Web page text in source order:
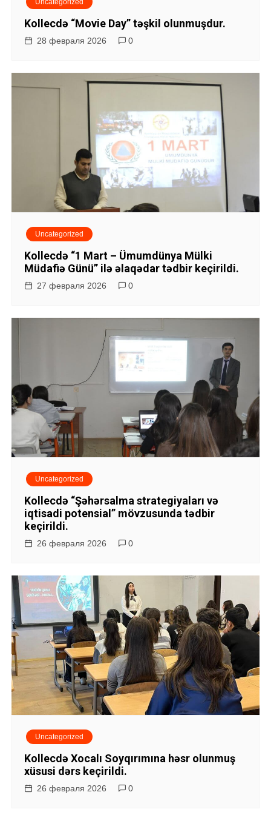
Uncategorized
Kollecdə “Movie Day” təşkil olunmuşdur.
28 февраля 2026 0
Uncategorized
Kollecdə “1 Mart – Ümumdünya Mülki
Müdafiə Günü” ilə əlaqədar tədbir keçirildi.
27 февраля 2026 0
Uncategorized
Kollecdə “Şəhərsalma strategiyaları və
iqtisadi potensial” mövzusunda tədbir
keçirildi.
26 февраля 2026 0
Uncategorized
Kollecdə Xocalı Soyqırımına həsr olunmuş
xüsusi dərs keçirildi.
26 февраля 2026 0